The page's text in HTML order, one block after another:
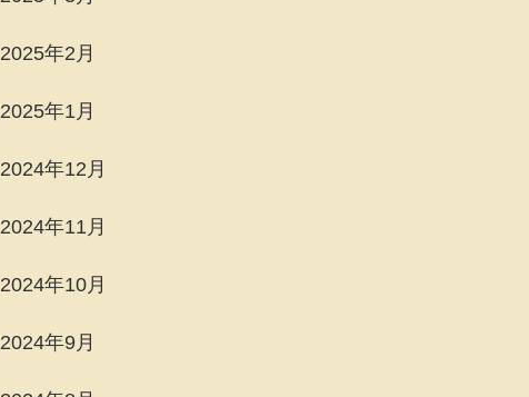
2025年2月
2025年1月
2024年12月
2024年11月
2024年10月
2024年9月